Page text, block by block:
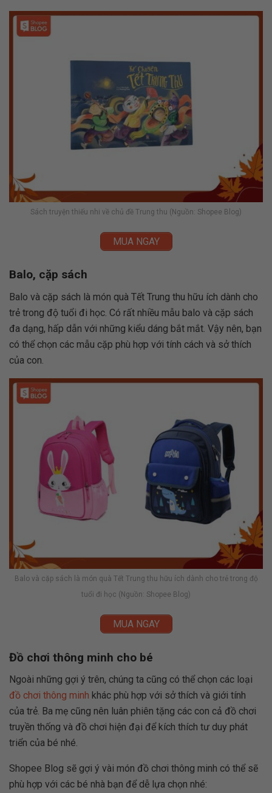
Sách truyện thiếu nhi về chủ đề Trung thu (Nguồn: Shopee Blog)
MUA NGAY
Balo, cặp sách
Balo và cặp sách là món quà Tết Trung thu hữu ích dành cho
trẻ trong độ tuổi đi học. Có rất nhiều mẫu balo và cặp sách
đa dạng, hấp dẫn với những kiểu dáng bắt mắt. Vậy nên, bạn
có thể chọn các mẫu cặp phù hợp với tính cách và sở thích
của con.
Balo và cặp sách là món quà Tết Trung thu hữu ích dành cho trẻ trong độ
tuổi đi học (Nguồn: Shopee Blog)
MUA NGAY
Đồ chơi thông minh cho bé
Ngoài những gợi ý trên, chúng ta cũng có thể chọn các loại
đồ chơi thông minh khác phù hợp với sở thích và giới tính
của trẻ. Ba mẹ cũng nên luân phiên tặng các con cả đồ chơi
truyền thống và đồ chơi hiện đại để kích thích tư duy phát
triển của bé nhé.
Shopee Blog sẽ gợi ý vài món đồ chơi thông minh có thể sẽ
phù hợp với các bé nhà bạn để dễ lựa chọn nhé: